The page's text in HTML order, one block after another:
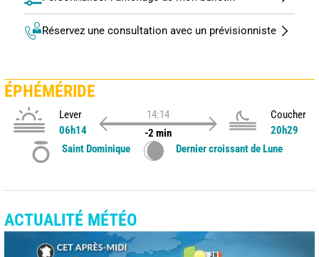
Réservez une consultation avec un prévisionniste
ÉPHÉMÉRIDE
Lever
06h14
14:14
-2 min
Coucher
20h29
Saint Dominique
Dernier croissant de Lune
ACTUALITÉ MÉTÉO